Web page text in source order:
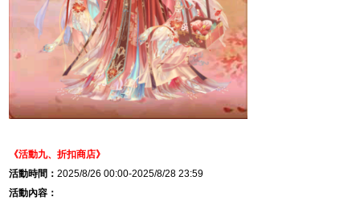
《活動九、折扣商店》
活動時間：2025/8/26 00:00-2025/8/28 23:59
活動內容：